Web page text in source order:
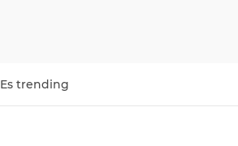
Es trending